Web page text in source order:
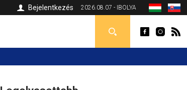
2026.08.07 - IBOLYA
Bejelentkezés